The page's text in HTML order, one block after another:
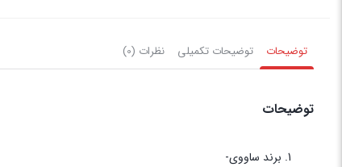
توضیحات توضیحات تکمیلی نظرات (0)
توضیحات
برند ساووی-